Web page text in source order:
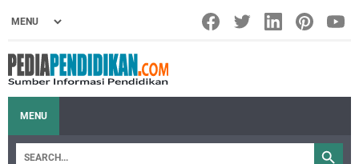
MENU